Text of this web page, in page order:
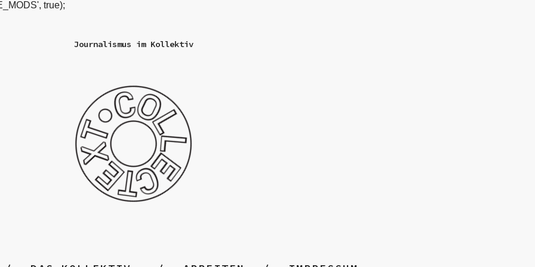
true);
Journalismus im Kollektiv